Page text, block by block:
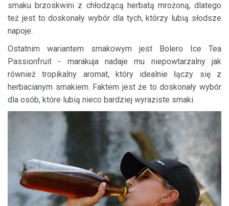
smaku brzoskwini z chłodzącą herbatą mrożoną, dlatego
też jest to doskonały wybór dla tych, którzy lubią słodsze
napoje.
Ostatnim wariantem smakowym jest Bolero Ice Tea
Passionfruit - marakuja nadaje mu niepowtarzalny jak
również tropikalny aromat, który idealnie łączy się z
herbacianym smakiem. Faktem jest że to doskonały wybór
dla osób, które lubią nieco bardziej wyraziste smaki.